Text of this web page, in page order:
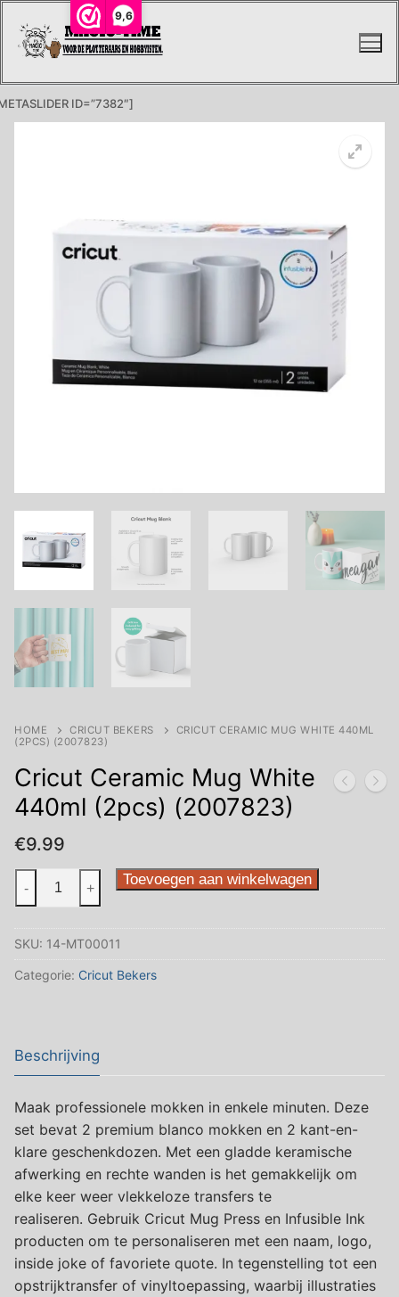
9,6
naar
ID=”7382″]
HOME CRICUT BEKERS
CRICUT CERAMIC MUG WHITE 440ML
(2PCS) (2007823)
Cricut Ceramic Mug White
440ml (2pcs) (2007823)
€9.99
Ceramic
White
440ml
- + Toevoegen aan winkelwagen
SKU: 14-MT00011
Categorie: Cricut Bekers
Beschrijving
Maak professionele mokken in enkele minuten. Deze
set bevat 2 premium blanco mokken en 2 kant-en-
klare geschenkdozen. Met een gladde keramische
afwerking en rechte wanden is het gemakkelijk om
elke keer weer vlekkeloze transfers te
realiseren. Gebruik Cricut Mug Press en Infusible Ink
producten om te personaliseren met een naam, logo,
inside joke of favoriete quote. In tegenstelling tot een
opstrijktransfer of vinyltoepassing, waarbij illustraties